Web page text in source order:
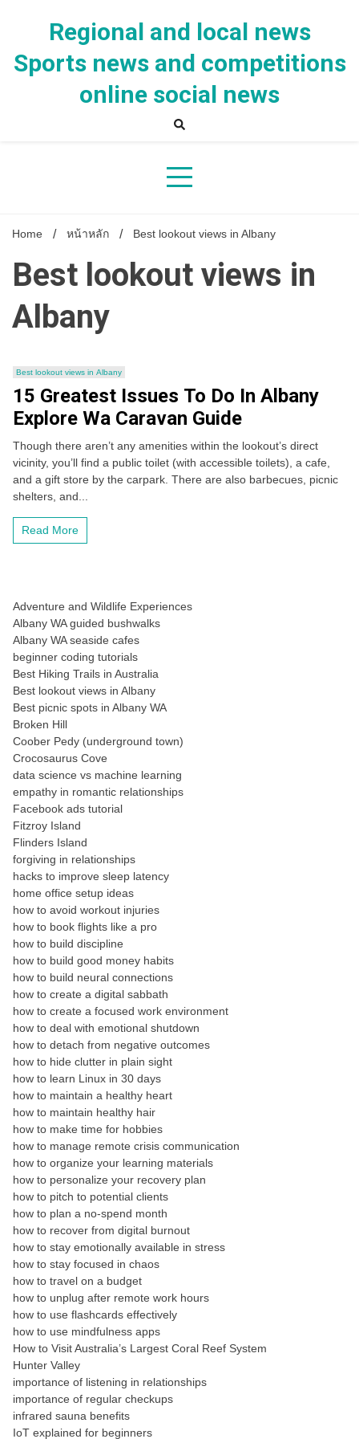
Regional and local news
Sports news and competitions
online social news
Home หน้าหลัก Best lookout views in Albany
Best lookout views in
Albany
Best lookout views in Albany
15 Greatest Issues To Do In Albany
Explore Wa Caravan Guide
Though there aren’t any amenities within the lookout’s direct
vicinity, you’ll find a public toilet (with accessible toilets), a cafe,
and a gift store by the carpark. There are also barbecues, picnic
shelters, and...
Read More
Adventure and Wildlife Experiences
Albany WA guided bushwalks
Albany WA seaside cafes
beginner coding tutorials
Best Hiking Trails in Australia
Best lookout views in Albany
Best picnic spots in Albany WA
Broken Hill
Coober Pedy (underground town)
Crocosaurus Cove
data science vs machine learning
empathy in romantic relationships
Facebook ads tutorial
Fitzroy Island
Flinders Island
forgiving in relationships
hacks to improve sleep latency
home office setup ideas
how to avoid workout injuries
how to book flights like a pro
how to build discipline
how to build good money habits
how to build neural connections
how to create a digital sabbath
how to create a focused work environment
how to deal with emotional shutdown
how to detach from negative outcomes
how to hide clutter in plain sight
how to learn Linux in 30 days
how to maintain a healthy heart
how to maintain healthy hair
how to make time for hobbies
how to manage remote crisis communication
how to organize your learning materials
how to personalize your recovery plan
how to pitch to potential clients
how to plan a no-spend month
how to recover from digital burnout
how to stay emotionally available in stress
how to stay focused in chaos
how to travel on a budget
how to unplug after remote work hours
how to use flashcards effectively
how to use mindfulness apps
How to Visit Australia’s Largest Coral Reef System
Hunter Valley
importance of listening in relationships
importance of regular checkups
infrared sauna benefits
IoT explained for beginners